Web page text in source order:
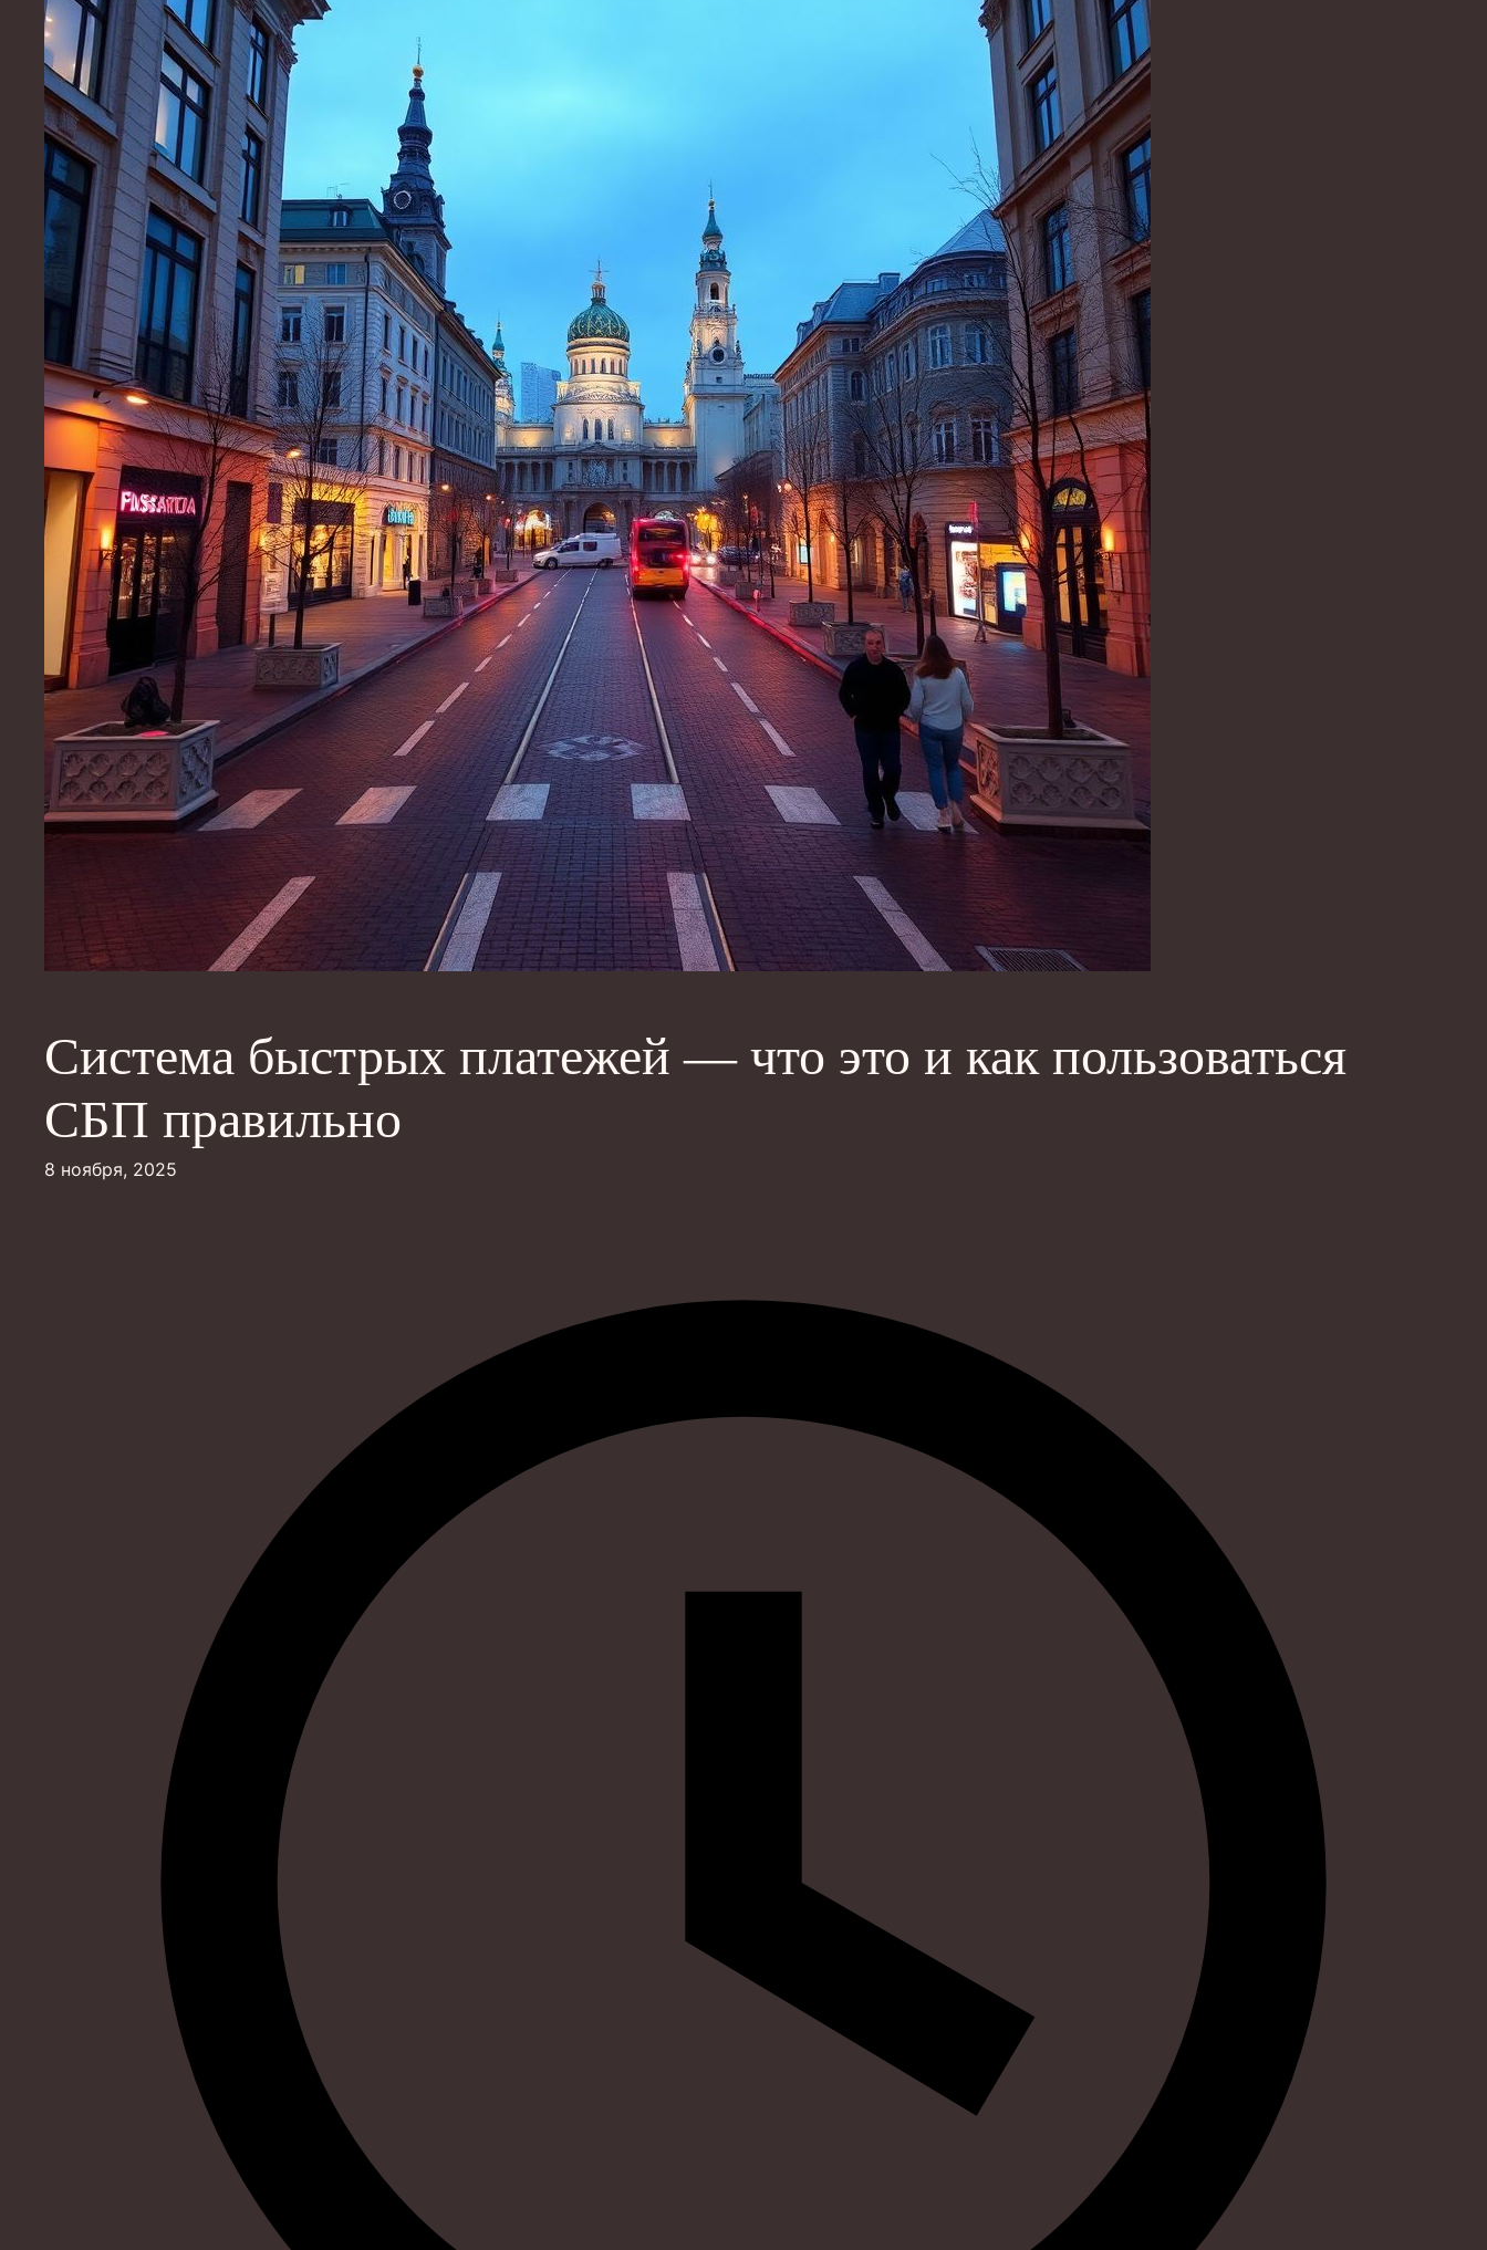
Система быстрых платежей — что это и как пользоваться
СБП правильно
8 ноября, 2025